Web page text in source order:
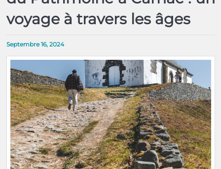
voyage à travers les âges
Septembre 16, 2024